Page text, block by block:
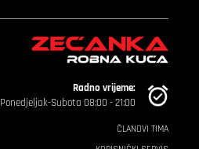
Radno vrijeme:
Ponedjeljak-Subota 08:00 - 21:00
ČLANOVI TIMA